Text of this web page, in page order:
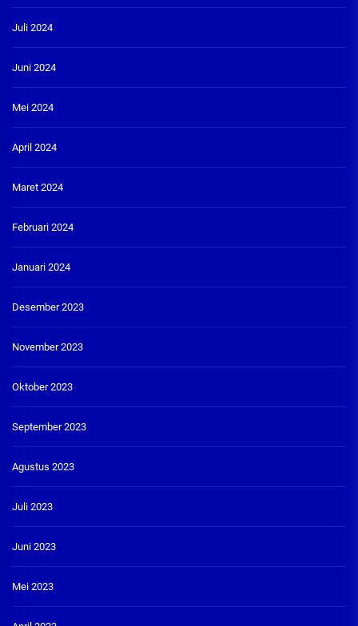
Juli 2024
Juni 2024
Mei 2024
April 2024
Maret 2024
Februari 2024
Januari 2024
Desember 2023
November 2023
Oktober 2023
September 2023
Agustus 2023
Juli 2023
Juni 2023
Mei 2023